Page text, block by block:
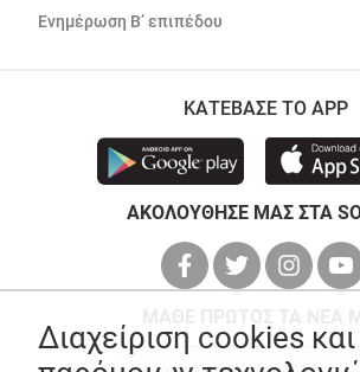
Ενημέρωση Β’ επιπέδου
ΚΑΤΕΒΑΣΕ ΤΟ APP
ΑΚΟΛΟΥΘΗΣΕ ΜΑΣ ΣΤΑ
Διαχείριση cookies και